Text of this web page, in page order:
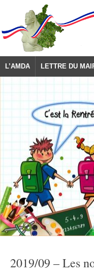
L’AMDA LETTRE DU
2019/09 – Les